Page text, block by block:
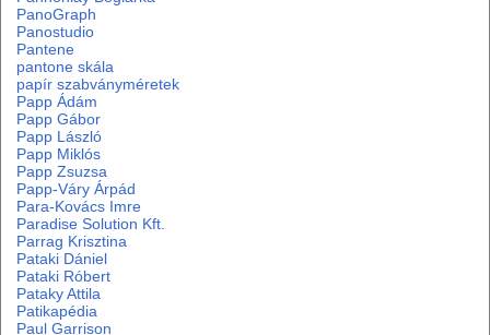
PanoGraph
Panostudio
Pantene
pantone skála
papír szabványméretek
Papp Ádám
Papp Gábor
Papp László
Papp Miklós
Papp Zsuzsa
Papp-Váry Árpád
Para-Kovács Imre
Paradise Solution Kft.
Parrag Krisztina
Pataki Dániel
Pataki Róbert
Pataky Attila
Patikapédia
Paul Garrison